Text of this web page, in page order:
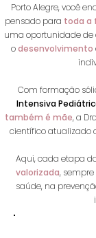
Porto Alegre, você
pensado para toda a
uma oportunidade
odesenvolvimento
Com formação
Intensiva
também é mãe, a
científico atualizado
Aqui, cada etapa
valorizada,
saúde, na